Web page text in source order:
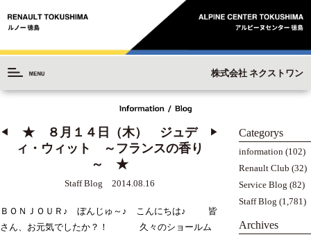
株式会社 ネクストワン
◀︎
★ ８月１４日（木） ジュデ
ィ・ウィット ～フランスの香り
～ ★
Staff Blog 2014.08.16
▶︎
ＢＯＮＪＯＵＲ♪ ぼんじゅ～♪ こんにちは♪
皆
さん、お元気でしたか？！
久々のショールム
Categorys
information (102)
Renault Club (32)
Service Blog (82)
Staff Blog (1,781)
Archives